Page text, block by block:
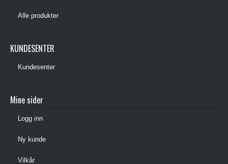
Alle produkter
KUNDESENTER
Kundesenter
Mine sider
Logg inn
Ny kunde
Vilkår